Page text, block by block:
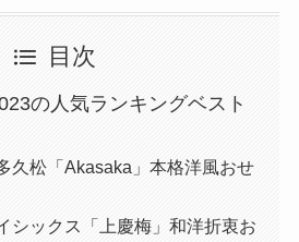
目次
の人気ランキングベスト
松「Akasaka」本格洋風おせ
ックス「上慶梅」和洋折衷お